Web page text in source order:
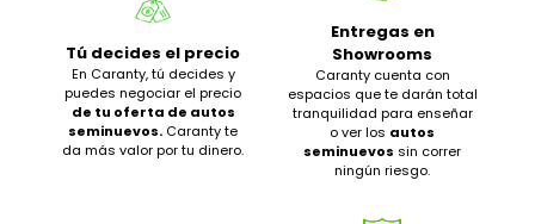
Tú decides el precio
En Caranty, tú decides y
puedes negociar el precio
de tu oferta de autos
seminuevos. Caranty te
da más valor por tu dinero.
Entregas en
Showrooms
Caranty cuenta con
espacios que te darán total
tranquilidad para enseñar
o ver los autos
seminuevos sin correr
ningún riesgo.